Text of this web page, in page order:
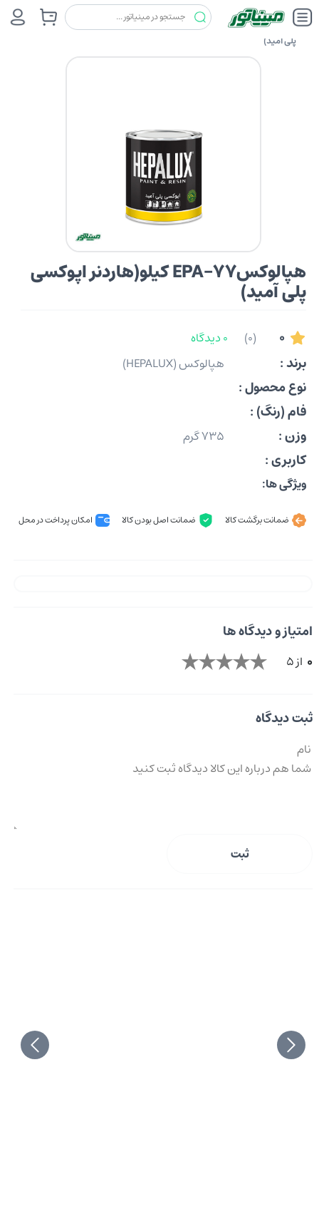
رنگ ها هپالوکس (HEPALUX)
هپالوکسEPA-77 کیلو(هاردنر اپوکسی
پلی آمید)
هپالوکسEPA-77 کیلو(هاردنر اپوکسی
پلی آمید)
0
(0) 0 دیدگاه
برند : هپالوکس (HEPALUX)
نوع محصول :
فام (رنگ) :
وزن :
735 گرم
کاربری :
ویژگی ها:
ضمانت برگشت کالا ضمانت اصل بودن کالا امکان پرداخت در محل
امتیاز و دیدگاه ها
0 از 5
ثبت دیدگاه
ثبت